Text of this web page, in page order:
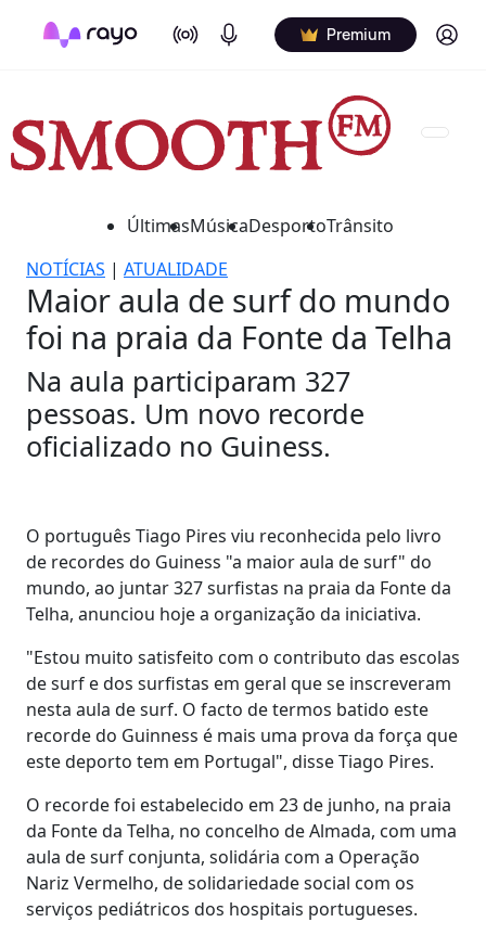
On Air Podcasts Premium Log in
ÚltimasMúsicaDesportoTrânsito
NOTÍCIAS | ATUALIDADE
Maior aula de surf do mundo
foi na praia da Fonte da Telha
Na aula participaram 327
pessoas. Um novo recorde
oficializado no Guiness.
O português Tiago Pires viu reconhecida pelo livro
de recordes do Guiness "a maior aula de surf" do
mundo, ao juntar 327 surfistas na praia da Fonte da
Telha, anunciou hoje a organização da iniciativa.
"Estou muito satisfeito com o contributo das escolas
de surf e dos surfistas em geral que se inscreveram
nesta aula de surf. O facto de termos batido este
recorde do Guinness é mais uma prova da força que
este deporto tem em Portugal", disse Tiago Pires.
O recorde foi estabelecido em 23 de junho, na praia
da Fonte da Telha, no concelho de Almada, com uma
aula de surf conjunta, solidária com a Operação
Nariz Vermelho, de solidariedade social com os
serviços pediátricos dos hospitais portugueses.